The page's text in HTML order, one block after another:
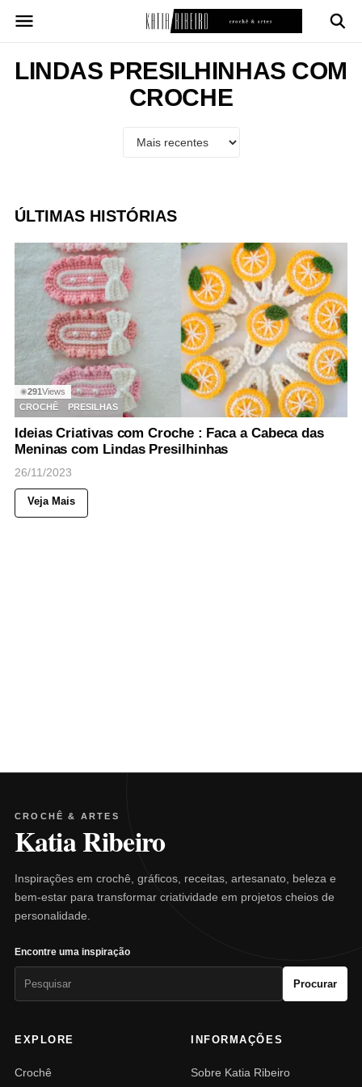
para
conteúdo
LINDAS PRESILHINHAS COM
CROCHE
ÚLTIMAS HISTÓRIAS
◉291Views
CROCHÊ
PRESILHAS
Ideias Criativas com Croche : Faca a Cabeca das
Meninas com Lindas Presilhinhas
26/11/2023
Veja Mais
CROCHÊ & ARTES
Katia Ribeiro
Inspirações em crochê, gráficos, receitas, artesanato, beleza e
bem-estar para transformar criatividade em projetos cheios de
personalidade.
Encontre uma inspiração
Procurar
EXPLORE
Crochê
INFORMAÇÕES
Sobre Katia Ribeiro